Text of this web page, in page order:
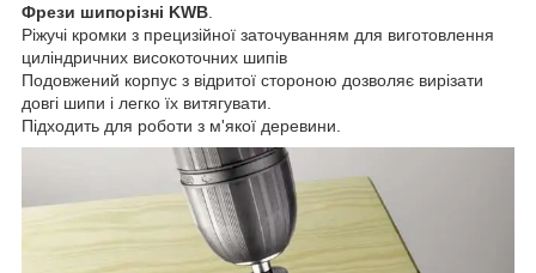
Фрези шипорізні KWB
Ріжучі кромки з прецизійної заточуванням для виготовлення
циліндричних високоточних шипів
Подовжений корпус з відритої стороною дозволяє вирізати
довгі шипи і легко їх витягувати.
Підходить для роботи з м'якої деревини.